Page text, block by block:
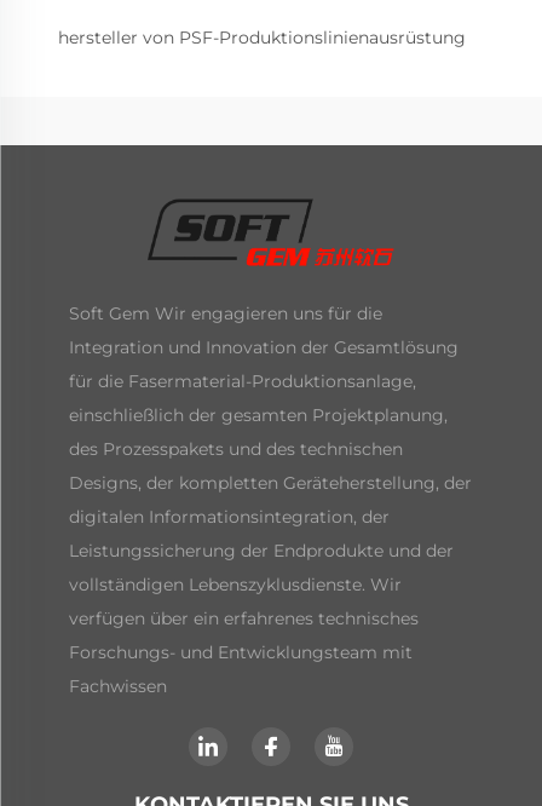
hersteller von PSF-Produktionslinienausrüstung
Soft Gem Wir engagieren uns für die
Integration und Innovation der Gesamtlösung
für die Fasermaterial-Produktionsanlage,
einschließlich der gesamten Projektplanung,
des Prozesspakets und des technischen
Designs, der kompletten Geräteherstellung, der
digitalen Informationsintegration, der
Leistungssicherung der Endprodukte und der
vollständigen Lebenszyklusdienste. Wir
verfügen über ein erfahrenes technisches
Forschungs- und Entwicklungsteam mit
Fachwissen